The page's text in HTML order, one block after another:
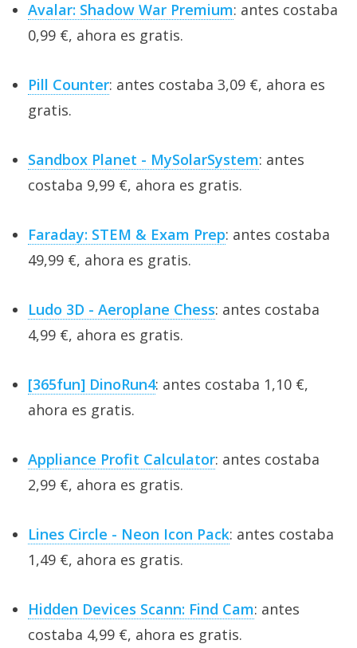
Avalar: Shadow War Premium: antes costaba
0,99 €, ahora es gratis.
Pill Counter: antes costaba 3,09 €, ahora es
gratis.
Sandbox Planet - MySolarSystem: antes
costaba 9,99 €, ahora es gratis.
Faraday: STEM & Exam Prep: antes costaba
49,99 €, ahora es gratis.
Ludo 3D - Aeroplane Chess: antes costaba
4,99 €, ahora es gratis.
[365fun] DinoRun4: antes costaba 1,10 €,
ahora es gratis.
Appliance Profit Calculator: antes costaba
2,99 €, ahora es gratis.
Lines Circle - Neon Icon Pack: antes costaba
1,49 €, ahora es gratis.
Hidden Devices Scann: Find Cam: antes
costaba 4,99 €, ahora es gratis.